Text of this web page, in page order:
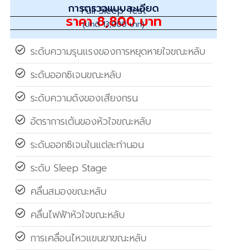
การตรวจแบบละเอียด
Full Sleep Test​
ราคา 8,800 บาท
(ปกติ 13,000 บาท)
ระดับความรุนแรงของการหยุดหายใจขณะหลับ
ระดับออกซิเจนขณะหลับ
ระดับความดังของเสียงกรน
อัตราการเต้นของหัวใจขณะหลับ
ระดับออกซิเจนในแต่ละท่านอน
ระดับ Sleep Stage
คลื่นสมองขณะหลับ
คลื่นไฟฟ้าหัวใจขณะหลับ
การเคลื่อนไหวแขนขาขณะหลับ